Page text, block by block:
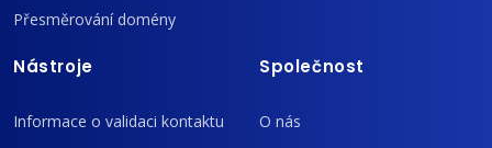
Přesměrování domény
Nástroje
Informace o validaci kontaktu
Společnost
O nás